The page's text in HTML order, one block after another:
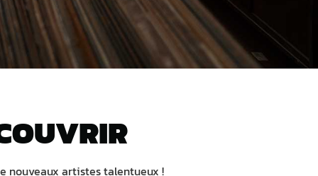
nouveaux artistes talentueux !